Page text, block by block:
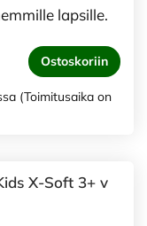
lapsille.
Ostoskoriin
(Toimitusaika on
X-Soft 3+ v